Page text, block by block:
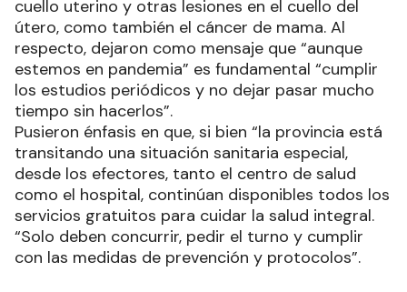
cuello uterino y otras lesiones en el cuello del
útero, como también el cáncer de mama. Al
respecto, dejaron como mensaje que “aunque
estemos en pandemia” es fundamental “cumplir
los estudios periódicos y no dejar pasar mucho
tiempo sin hacerlos”.
Pusieron énfasis en que, si bien “la provincia está
transitando una situación sanitaria especial,
desde los efectores, tanto el centro de salud
como el hospital, continúan disponibles todos los
servicios gratuitos para cuidar la salud integral.
“Solo deben concurrir, pedir el turno y cumplir
con las medidas de prevención y protocolos”.